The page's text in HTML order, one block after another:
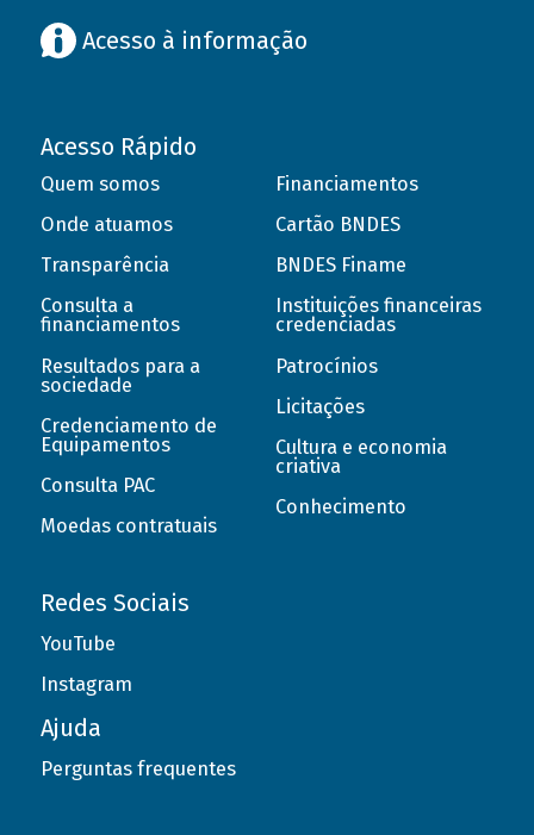
Acesso à informação
Acesso Rápido
Quem somos
Onde atuamos
Transparência
Consulta a
financiamentos
Resultados para a
sociedade
Credenciamento de
Equipamentos
Consulta PAC
Moedas contratuais
Financiamentos
Cartão BNDES
BNDES Finame
Instituições financeiras
credenciadas
Patrocínios
Licitações
Cultura e economia
criativa
Conhecimento
Redes Sociais
YouTube
Instagram
Ajuda
Perguntas frequentes